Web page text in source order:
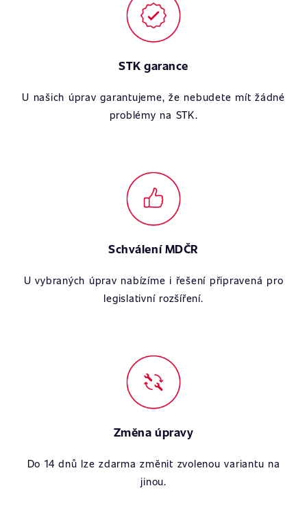
STK garance
U našich úprav garantujeme, že nebudete mít žádné
problémy na STK.
Schválení MDČR
U vybraných úprav nabízíme i řešení připravená pro
legislativní rozšíření.
Změna úpravy
Do 14 dnů lze zdarma změnit zvolenou variantu na
jinou.